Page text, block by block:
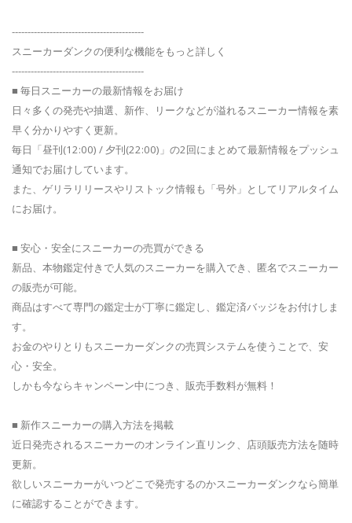
------------------------------------------
スニーカーダンクの便利な機能をもっと詳しく
------------------------------------------
■ 毎日スニーカーの最新情報をお届け
日々多くの発売や抽選、新作、リークなどが溢れるスニーカー情報を素
早く分かりやすく更新。
毎日「昼刊(12:00) / 夕刊(22:00)」の2回にまとめて最新情報をプッシュ
通知でお届けしています。
また、ゲリラリリースやリストック情報も「号外」としてリアルタイム
にお届け。
■ 安心・安全にスニーカーの売買ができる
新品、本物鑑定付きで人気のスニーカーを購入でき、匿名でスニーカー
の販売が可能。
商品はすべて専門の鑑定士が丁寧に鑑定し、鑑定済バッジをお付けしま
す。
お金のやりとりもスニーカーダンクの売買システムを使うことで、安
心・安全。
しかも今ならキャンペーン中につき、販売手数料が無料！
■ 新作スニーカーの購入方法を掲載
近日発売されるスニーカーのオンライン直リンク、店頭販売方法を随時
更新。
欲しいスニーカーがいつどこで発売するのかスニーカーダンクなら簡単
に確認することができます。